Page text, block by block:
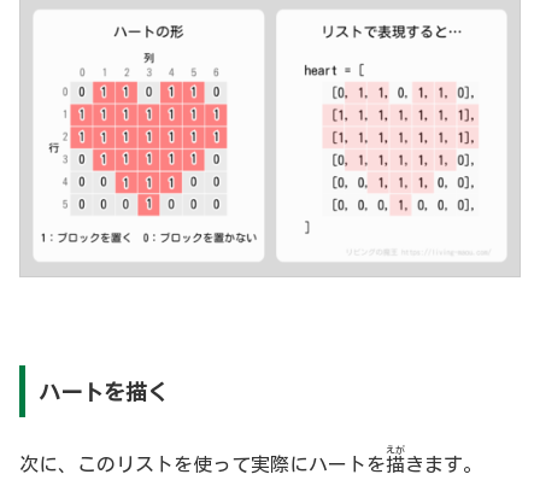
ハートを描く
次に、 この リストを使って実際にハートを描
えが
き ます。